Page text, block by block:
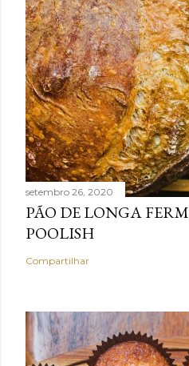
setembro 26, 2020
PÃO DE LONGA
POOLISH
Compartilhar